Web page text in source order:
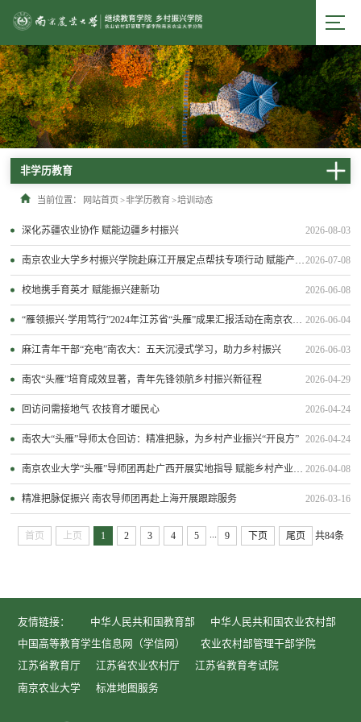
非学历教育
当前位置： 网站首页 >非学历教育 >培训动态
2026-08-03
深化苏疆农业协作 赋能边疆乡村振兴
2026-07-08
南京农业大学乡村振兴学院赴麻江开展定点帮扶专项行动 赋能产业振兴
2026-06-08
校地携手育英才 赋能振兴建新功
2026-06-04
“雁领振兴·学用笃行”2024年江苏省“头雁”成果汇报活动在南京农业大学圆满举行
2026-06-03
麻江青年干部“充电”南农大：五天沉浸式学习，助力乡村振兴
2026-04-29
南农“头雁”培育成效显著，青年先锋领航乡村振兴新征程
2026-04-24
回访问需接地气 农技育才暖民心
2026-04-24
南农大“头雁”导师太仓回访：精准把脉，为乡村产业振兴“开良方”
2026-04-08
南京农业大学“头雁”导师团再赴广西开展实地指导 赋能乡村产业振兴
2026-03-16
精准把脉促振兴 南农导师团再赴上海开展跟踪服务
首页 上页 1 2 3 4 5 ... 9 下页 尾页 共84条
友情链接： 中华人民共和国教育部
中华人民共和国农业农村部
中国高等教育学生信息网（学信网）
农业农村部管理干部学院
江苏省教育厅
江苏省农业农村厅
江苏省教育考试院
南京农业大学
标准地图服务